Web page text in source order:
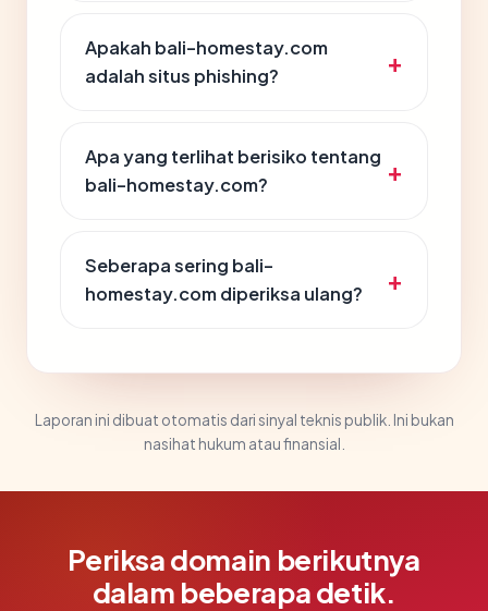
Apakah bali-homestay.com
adalah situs phishing?
Apa yang terlihat berisiko tentang
bali-homestay.com?
Seberapa sering bali-
homestay.com diperiksa ulang?
Laporan ini dibuat otomatis dari sinyal teknis publik. Ini bukan
nasihat hukum atau finansial.
Periksa domain berikutnya
dalam beberapa detik.